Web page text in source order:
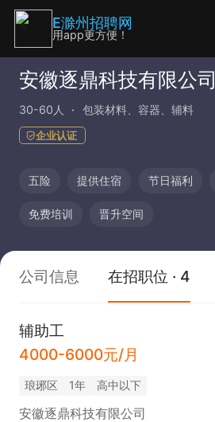
安徽逐鼎科技有限公司
30-60人 包装材料、容器、辅料
企业认证
五险 提供住宿 节日福利
免费培训 晋升空间
公司信息 在招职位 · 4
辅助工
4000-6000元/月
琅琊区 1年 高中以下
安徽逐鼎科技有限公司
E滁州招聘网
用app更方便！